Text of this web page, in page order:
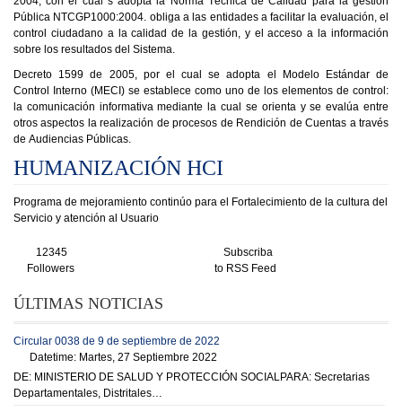
Pública NTCGP1000:2004. obliga a las entidades a facilitar la evaluación, el
control ciudadano a la calidad de la gestión, y el acceso a la información
sobre los resultados del Sistema.
Decreto 1599 de 2005, por el cual se adopta el Modelo Estándar de
Control Interno (MECI) se establece como uno de los elementos de control:
la comunicación informativa mediante la cual se orienta y se evalúa entre
otros aspectos la realización de procesos de Rendición de Cuentas a través
de Audiencias Públicas.
HUMANIZACIÓN HCI
Programa de mejoramiento continúo para el Fortalecimiento de la cultura del
Servicio y atención al Usuario
12345
Followers
Subscriba
to RSS Feed
ÚLTIMAS NOTICIAS
Circular 0038 de 9 de septiembre de 2022
Datetime: Martes, 27 Septiembre 2022
DE: MINISTERIO DE SALUD Y PROTECCIÓN SOCIALPARA: Secretarias
Departamentales, Distritales…